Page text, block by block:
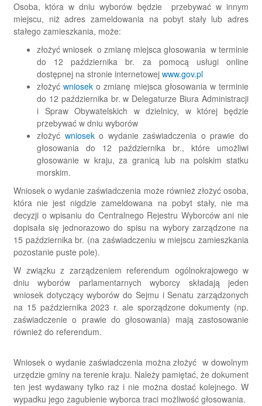
Osoba, która w dniu wyborów będzie przebywać w innym
miejscu, niż adres zameldowania na pobyt stały lub adres
stałego zamieszkania, może:
złożyć wniosek o zmianę miejsca głosowania w terminie
do 12 października br. za pomocą usługi online
dostępnej na stronie internetowej www.gov.pl
złożyćwniosek o zmianę miejsca głosowania w terminie
do 12 października br. w Delegaturze Biura Administracji
i Spraw Obywatelskich w dzielnicy, w której będzie
przebywać w dniu wyborów
złożyć wnioseko wydanie zaświadczenia o prawie do
głosowania do 12 października br., które umożliwi
głosowanie w kraju, za granicą lub na polskim statku
morskim.
Wniosek o wydanie zaświadczenia może również złożyć osoba,
która nie jest nigdzie zameldowana na pobyt stały, nie ma
decyzji o wpisaniu do Centralnego Rejestru Wyborców ani nie
dopisała się jednorazowo do spisu na wybory zarządzone na
15 października br. (na zaświadczeniu w miejscu zamieszkania
pozostanie puste pole).
W związku z zarządzeniem referendum ogólnokrajowego w
dniu wyborów parlamentarnych wyborcy składają jeden
wniosek dotyczący wyborów do Sejmu i Senatu zarządzonych
na 15 października 2023 r. ale sporządzone dokumenty (np.
zaświadczenie o prawie do głosowania) mają zastosowanie
również do referendum.
Wniosek o wydanie zaświadczenia można złożyć w dowolnym
urzędzie gminy na terenie kraju. Należy pamiętać, że dokument
ten jest wydawany tylko raz i nie można dostać kolejnego. W
wypadku jego zagubienie wyborca traci możliwość głosowania.